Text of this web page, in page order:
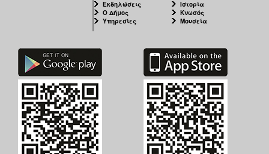
Εκδηλώσεις
Ο Δήμος
Υπηρεσίες
Ιστορία
Κνωσός
Μουσεία